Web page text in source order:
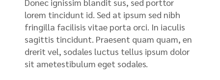
lorem tincidunt id. Sed at ipsum sed nibh
fringilla facilisis vitae porta orci. In iaculis
sagittis tincidunt. Praesent quam quam, en
drerit vel, sodales luctus tellus ipsum dolor
sit ametestibulum eget sodales.